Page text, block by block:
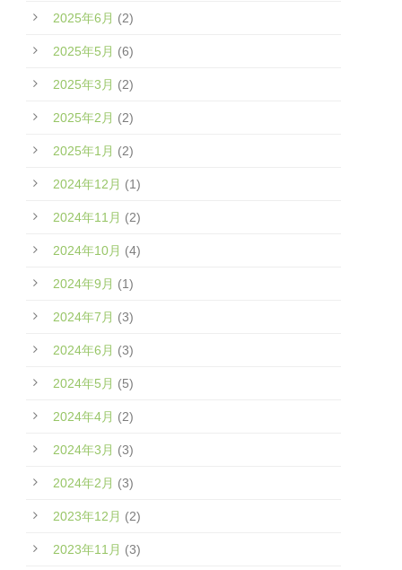
2025年6月 (2)
2025年5月 (6)
2025年3月 (2)
2025年2月 (2)
2025年1月 (2)
2024年12月 (1)
2024年11月 (2)
2024年10月 (4)
2024年9月 (1)
2024年7月 (3)
2024年6月 (3)
2024年5月 (5)
2024年4月 (2)
2024年3月 (3)
2024年2月 (3)
2023年12月 (2)
2023年11月 (3)